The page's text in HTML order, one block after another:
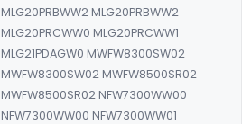
MLG20PRBWW2 MLG20PRBWW2
MLG20PRCWW0 MLG20PRCWW1
MLG21PDAGW0 MWFW8300SW02
MWFW8300SW02 MWFW8500SR02
MWFW8500SR02 NFW7300WW00
NFW7300WW00 NFW7300WW01